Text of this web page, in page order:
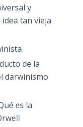
y
tan vieja
de la
darwinismo
es la